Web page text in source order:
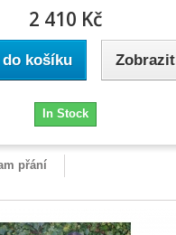
2 410 Kč
košíku Zobrazit
In Stock
přání